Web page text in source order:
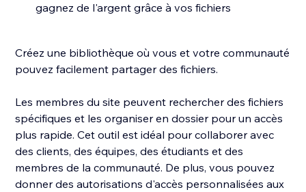
gagnez de l'argent grâce à vos fichiers
Créez une bibliothèque où vous et votre communauté
pouvez facilement partager des fichiers.
Les membres du site peuvent rechercher des fichiers
spécifiques et les organiser en dossier pour un accès
plus rapide. Cet outil est idéal pour collaborer avec
des clients, des équipes, des étudiants et des
membres de la communauté. De plus, vous pouvez
donner des autorisations d'accès personnalisées aux